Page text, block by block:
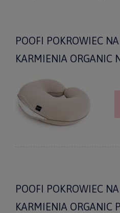
POOFI POKROWIEC
KARMIENIA ORGANIC
POOFI POKROWIEC
KARMIENIA ORGANIC